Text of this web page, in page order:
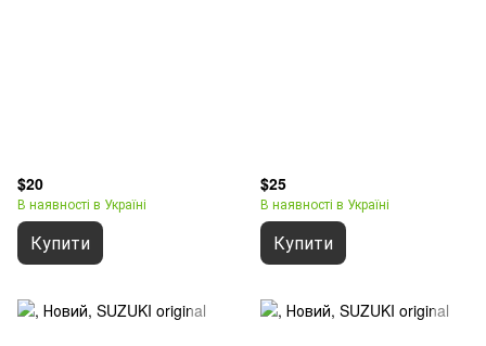
$20
В наявності в Україні
Купити
$25
В наявності в Україні
Купити